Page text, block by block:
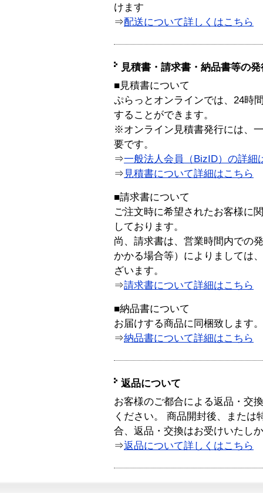
けます
⇒配送について詳しくはこちら
見積書・請求書・納品書等の
■見積書について
ぷらっとオンラインでは、24時
することができます。
※オンライン見積書発行には、
要です。
⇒一般法人会員（BizID）の詳細
⇒ 見積書について詳細はこちら
■請求書について
ご注文時に希望されたお客様に
しております。
尚、請求書は、営業時間内での
かかる場合等）によりましては
ざいます。
⇒請求書について詳細はこちら
■納品書について
お届けする商品に同梱致します。
⇒納品書について詳細はこちら
返品について
お客様のご都合による返品・交
ください。 商品開封後、または
合、返品・交換はお受けいたし
⇒返品について詳しくはこちら